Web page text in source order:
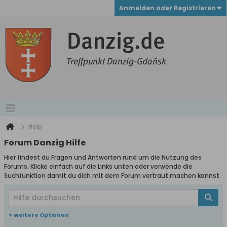
Anmelden oder Registrieren
Help
Forum Danzig Hilfe
Hier findest du Fragen und Antworten rund um die Nutzung des
Forums. Klicke einfach auf die Links unten oder verwende die
Suchfunktion damit du dich mit dem Forum vertraut machen kannst.
+ weitere Optionen